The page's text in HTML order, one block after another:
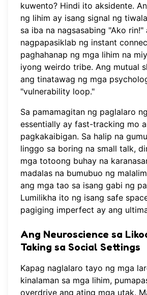
kuwento? Hindi ito aksidente.
ng lihim ay isang signal ng
sa iba na nagsasabing "Ako rin!"
nagpapasiklab ng instant
paghahanap ng mga lihim na
iyong weirdo tribe. Ang mutual
ang tinatawag ng mga
"vulnerability loop."
Sa pamamagitan ng paglalaro
essentially ay fast-tracking mo
pagkakaibigan. Sa halip na
linggo sa boring na small talk,
mga totoong buhay na
madalas na bumubuo ng
ang mga tao sa isang gabi ng
Lumilikha ito ng isang safe
pagiging imperfect ay ang
Ang Neuroscience sa
Taking sa Social Settings
Kapag naglalaro tayo ng mga
kinalaman sa mga lihim,
overdrive ang ating mga utak.